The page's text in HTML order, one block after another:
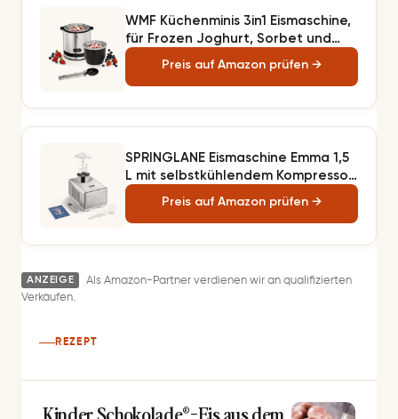
WMF Küchenminis 3in1 Eismaschine,
für Frozen Joghurt, Sorbet und
Eiscreme, Gefrierbehälter 300 ml,
Eisportionierer, 30-Minuten-Time,
spülmaschinengeeignete Teile, Ice
Cream Maker
Preis auf Amazon prüfen →
SPRINGLANE Eismaschine Emma 1,5
L mit selbstkühlendem Kompressor
150 W, aus Edelstahl mit
entnehmbarem Eisbehälter, inkl.
Rezeptheft (Silber, Eismaschine)
Preis auf Amazon prüfen →
ANZEIGE
Als Amazon-Partner verdienen wir an qualifizierten
Verkäufen.
REZEPT
Kinder Schokolade®-Eis aus dem